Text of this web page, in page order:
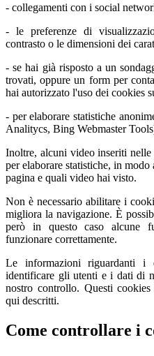
- collegamenti con i social
- le preferenze di
contrasto o le dimensioni dei
- se hai già risposto a un
trovati, oppure un form per
hai autorizzato l'uso dei cookies
- per elaborare statistiche
Analitycs, Bing Webmaster
Inoltre, alcuni video inseriti
per elaborare statistiche, in
pagina e quali video hai visto.
Non è necessario abilitare i
migliora la navigazione. È
però in questo caso alcune
funzionare correttamente.
Le informazioni riguardanti i
identificare gli utenti e i dati di
nostro controllo. Questi
qui descritti.
Come controllare i